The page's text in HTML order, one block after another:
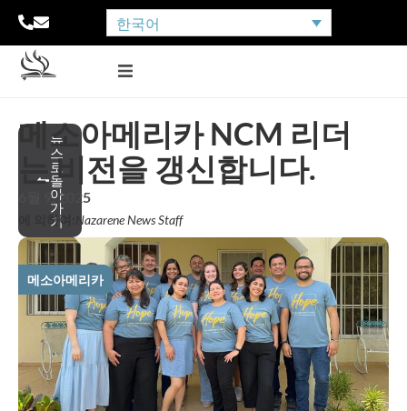
한국어
뉴
스
로
돌
아
가
기
메소아메리카 NCM 리더
는 비전을 갱신합니다.
6월 9, 2025
에 의하여: Nazarene News Staff
메소아메리카